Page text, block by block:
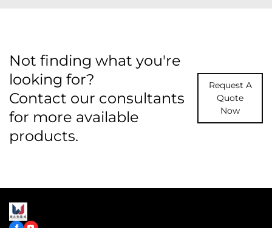
Not finding what you're
looking for?
Contact our consultants
for more available
products.
Request A
Quote
Now